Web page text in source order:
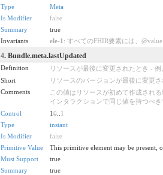
Type
Meta
Is Modifier
false
Summary
true
Invariants
ele-1 : すべてのFHIR要素には、
4. Bundle.meta.lastUpdated
Definition
リソースが最後に変更されたとき -
Short
リソースのバージョンが最後に変更さ
Comments
この値はリソースが初めて作成され
インタラクションで同じ値を持つべき
Control
10.. 1
Type
instant
Is Modifier
false
Primitive Value
This primitive element may be present,
Must Support
true
Summary
true